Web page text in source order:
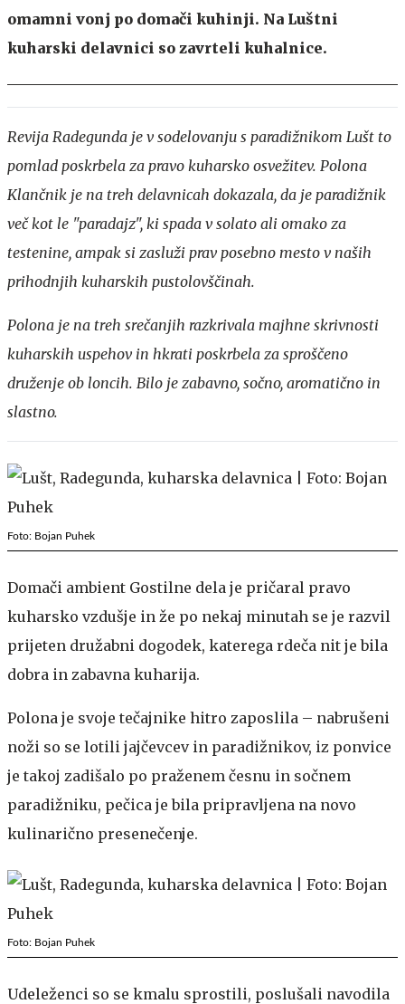
omamni vonj po domači kuhinji. Na Luštni
kuharski delavnici so zavrteli kuhalnice.
Revija Radegunda je v sodelovanju s paradižnikom Lušt to
pomlad poskrbela za pravo kuharsko osvežitev. Polona
Klančnik je na treh delavnicah dokazala, da je paradižnik
več kot le "paradajz", ki spada v solato ali omako za
testenine, ampak si zasluži prav posebno mesto v naših
prihodnjih kuharskih pustolovščinah.
Polona je na treh srečanjih razkrivala majhne skrivnosti
kuharskih uspehov in hkrati poskrbela za sproščeno
druženje ob loncih. Bilo je zabavno, sočno, aromatično in
slastno.
Foto: Bojan Puhek
Domači ambient Gostilne dela je pričaral pravo
kuharsko vzdušje in že po nekaj minutah se je razvil
prijeten družabni dogodek, katerega rdeča nit je bila
dobra in zabavna kuharija.
Polona je svoje tečajnike hitro zaposlila – nabrušeni
noži so se lotili jajčevcev in paradižnikov, iz ponvice
je takoj zadišalo po praženem česnu in sočnem
paradižniku, pečica je bila pripravljena na novo
kulinarično presenečenje.
Foto: Bojan Puhek
Udeleženci so se kmalu sprostili, poslušali navodila